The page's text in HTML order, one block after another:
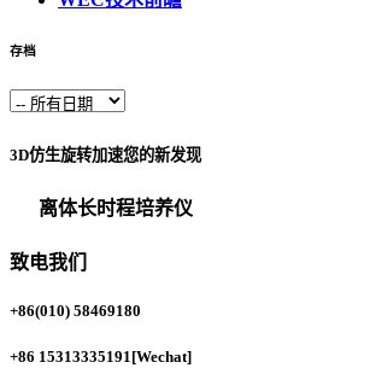
存档
3D仿生旋转加速您的新发现
离体长时程培养仪
致电我们
+86(010) 58469180
+86 15313335191[Wechat]